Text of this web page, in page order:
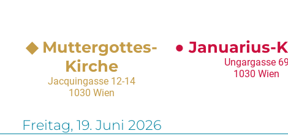
Muttergottes-
Kirche
Jacquingasse 12-14
1030 Wien
Januarius-
Ungargasse 69
1030 Wien
Freitag,19. Juni 2026